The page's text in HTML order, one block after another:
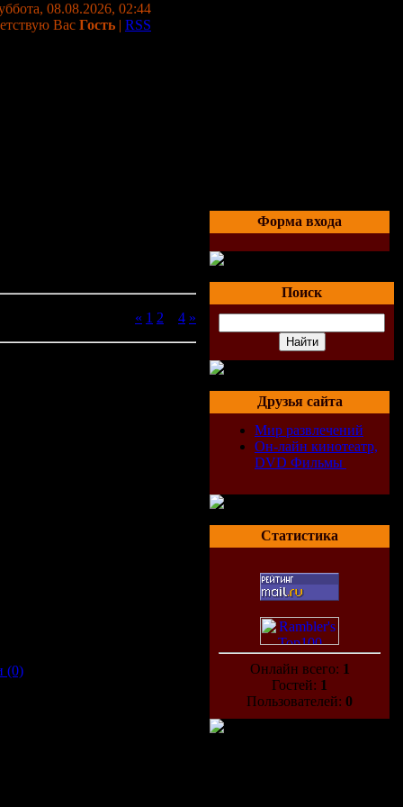
08.08.2026, 02:44
Вас Гость | RSS
« 1 2 4 »
(0)
Форма входа
Поиск
Друзья сайта
Мир развлечений
Он-лайн кинотеатр,
DVD Фильмы
Статистика
Онлайн всего: 1
Гостей: 1
Пользователей: 0